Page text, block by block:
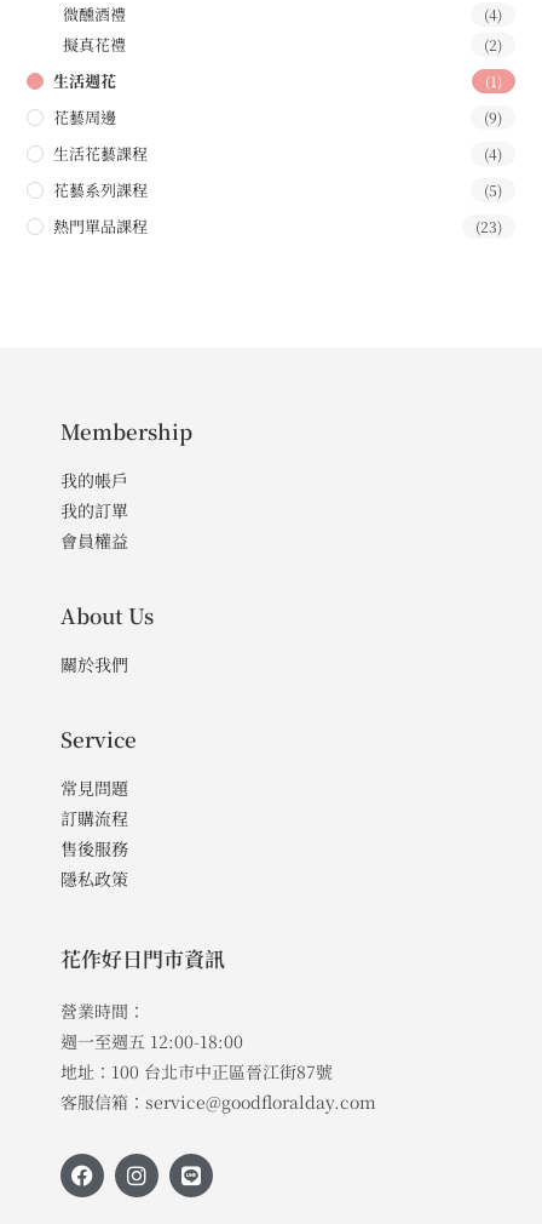
微醺酒禮 (4)
擬真花禮 (2)
生活週花 (1)
花藝周邊 (9)
生活花藝課程 (4)
花藝系列課程 (5)
熱門單品課程 (23)
Membership
我的帳戶
我的訂單
會員權益
About Us
關於我們
Service
常見問題
訂購流程
售後服務
隱私政策
花作好日門市資訊
營業時間：
週一至週五 12:00-18:00
地址：100 台北市中正區晉江街87號
客服信箱：service@goodfloralday.com